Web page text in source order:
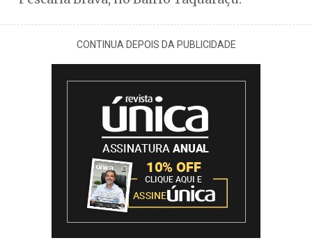
CONTINUA DEPOIS DA PUBLICIDADE